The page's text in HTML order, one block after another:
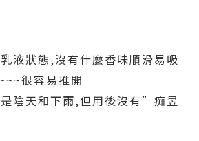
液狀態,沒有什麼香味順滑易吸
很容易推開
陰天和下雨,但用後沒有”痴昱